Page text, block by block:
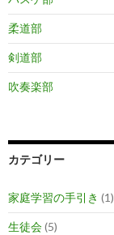
柔道部
剣道部
吹奏楽部
カテゴリー
家庭学習の手引き (1)
生徒会(5)